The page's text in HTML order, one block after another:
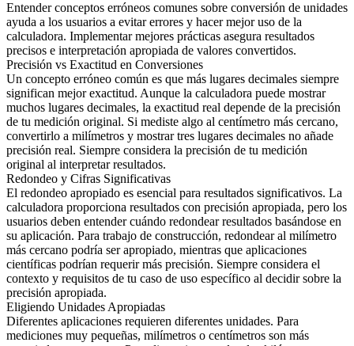
Entender conceptos erróneos comunes sobre conversión de unidades
ayuda a los usuarios a evitar errores y hacer mejor uso de la
calculadora. Implementar mejores prácticas asegura resultados
precisos e interpretación apropiada de valores convertidos.
Precisión vs Exactitud en Conversiones
Un concepto erróneo común es que más lugares decimales siempre
significan mejor exactitud. Aunque la calculadora puede mostrar
muchos lugares decimales, la exactitud real depende de la precisión
de tu medición original. Si mediste algo al centímetro más cercano,
convertirlo a milímetros y mostrar tres lugares decimales no añade
precisión real. Siempre considera la precisión de tu medición
original al interpretar resultados.
Redondeo y Cifras Significativas
El redondeo apropiado es esencial para resultados significativos. La
calculadora proporciona resultados con precisión apropiada, pero los
usuarios deben entender cuándo redondear resultados basándose en
su aplicación. Para trabajo de construcción, redondear al milímetro
más cercano podría ser apropiado, mientras que aplicaciones
científicas podrían requerir más precisión. Siempre considera el
contexto y requisitos de tu caso de uso específico al decidir sobre la
precisión apropiada.
Eligiendo Unidades Apropiadas
Diferentes aplicaciones requieren diferentes unidades. Para
mediciones muy pequeñas, milímetros o centímetros son más